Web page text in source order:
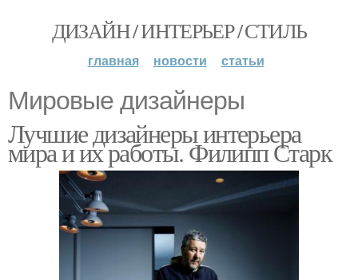
ДИЗАЙН / ИНТЕРЬЕР / СТИЛЬ
главная новости статьи
Мировые дизайнеры
Лучшие дизайнеры интерьера
мира и их работы. Филипп Старк